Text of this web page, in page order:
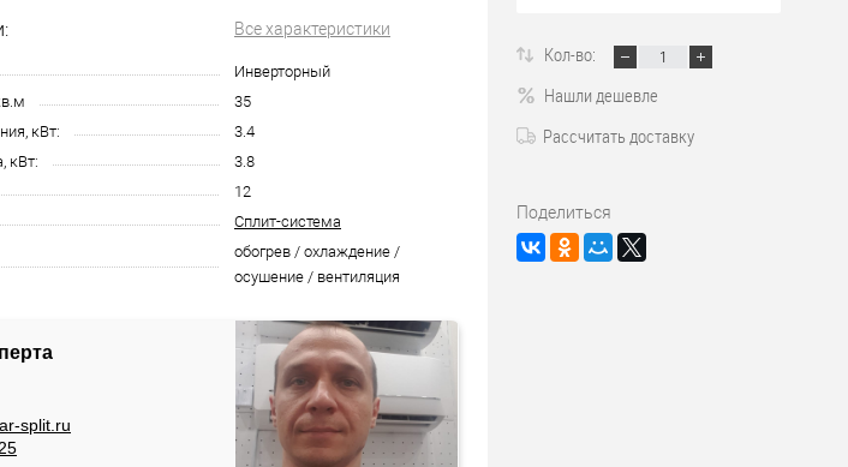
Все характеристики
Инверторный
35
кВт:
3.4
кВт:
3.8
12
Сплит-система
обогрев / охлаждение /
осушение / вентиляция
split.ru
Кол-во:
Нашли дешевле
Рассчитать доставку
Поделиться